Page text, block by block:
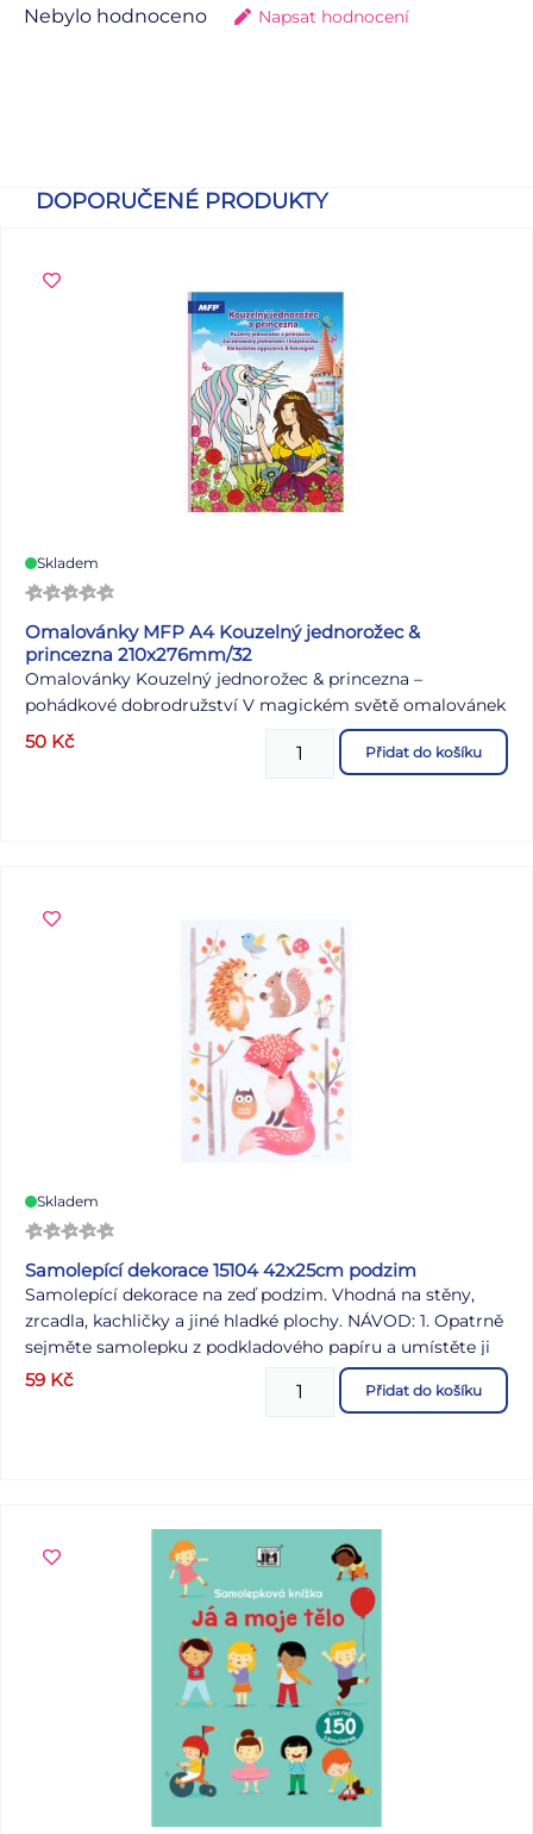
Nebylo hodnoceno Napsat hodnocení
DOPORUČENÉ PRODUKTY
Skladem
Omalovánky MFP A4 Kouzelný jednorožec &
princezna 210x276mm/32
Omalovánky Kouzelný jednorožec & princezna –
pohádkové dobrodružství V magickém světě omalovánek
Kouzelný jednorožec & princezna čekají hradní zahrady,
bájní jednorožci a půvabné princezny. Každá stránka
přináší nový příběh, který děti mohou dotvořit svými
pohádkové příběhy. Omalovánky obsahují: - 32 stran
obrázků s princeznami, jednorožci a pohádkovými motivy
Formát: A4 Počet stran: 32 ozměr: 210 × 276 mm Uvedená
50 Kč Přidat do košíku
Skladem
Samolepící dekorace 15104 42x25cm podzim
Samolepící dekorace na zeď podzim. Vhodná na stěny,
zrcadla, kachličky a jiné hladké plochy. NÁVOD: 1. Opatrně
sejměte samolepku z podkladového papíru a umístěte ji
na zvolenou suchou a čistou plochu. 2. Vyhlaďte od středu
ke krajům. Uvedená cena je za 1 arch.
59 Kč Přidat do košíku